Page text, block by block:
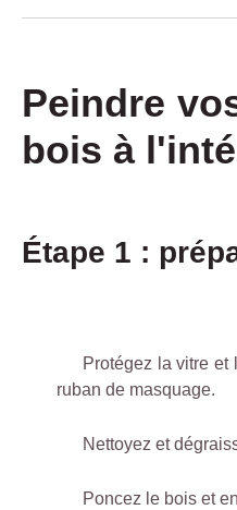
Peindre
bois à
Étape 1 :
Protégez la vitre et
ruban de masquage.
Nettoyez et
Poncez le bois et